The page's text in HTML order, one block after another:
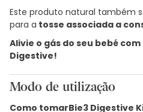
Este produto natural também
para a tosse associada a
Alivie o gás do seu bebé
Digestive!
Modo de utilização
Como tomarBie3 Digestive